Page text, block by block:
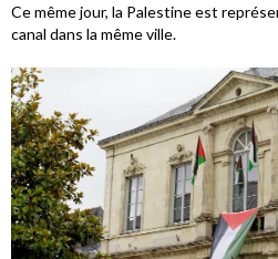
Ce même jour, la Palestine est
canal dans la même ville.